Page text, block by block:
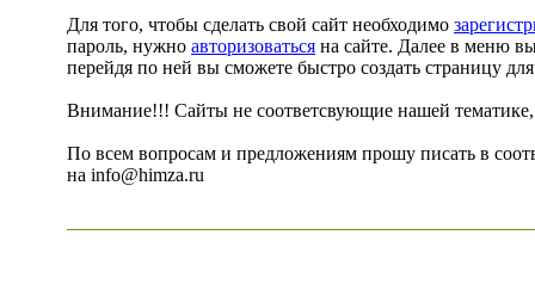
Для того, чтобы сделать свой сайт необходимо
пароль, нужно авторизоваться на сайте. Далее в меню
перейдя по ней вы сможете быстро создать страницу для
Внимание!!! Сайты не соответсвующие нашей тематике,
По всем вопросам и предложениям прошу писать в
на info@himza.ru